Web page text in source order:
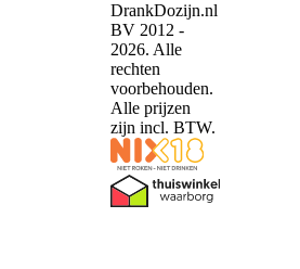
DrankDozijn.nl
BV 2012 -
2026. Alle
rechten
voorbehouden.
Alle prijzen
zijn incl. BTW.